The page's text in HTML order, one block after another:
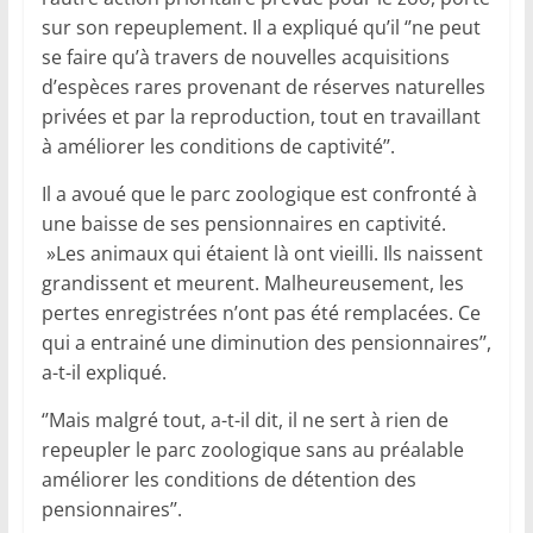
sur son repeuplement. Il a expliqué qu’il ‘’ne peut
se faire qu’à travers de nouvelles acquisitions
d’espèces rares provenant de réserves naturelles
privées et par la reproduction, tout en travaillant
à améliorer les conditions de captivité’’.
Il a avoué que le parc zoologique est confronté à
une baisse de ses pensionnaires en captivité.
»Les animaux qui étaient là ont vieilli. Ils naissent
grandissent et meurent. Malheureusement, les
pertes enregistrées n’ont pas été remplacées. Ce
qui a entrainé une diminution des pensionnaires’’,
a-t-il expliqué.
‘’Mais malgré tout, a-t-il dit, il ne sert à rien de
repeupler le parc zoologique sans au préalable
améliorer les conditions de détention des
pensionnaires’’.